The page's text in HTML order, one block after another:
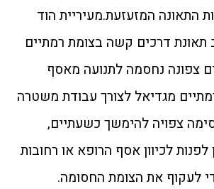
התאונה המזעזעת.מעיריית הוד
תאונת דרכים קשה בצומת רמתיים
צפונה נחסמה לתנועה מאסף
מגדיאל לצורך עבודת משטרה
צפויה להימשך כשעתיים,
לפנות לכיוון אסף הרופא או רחובות
לעקוף את הצומת החסומה.